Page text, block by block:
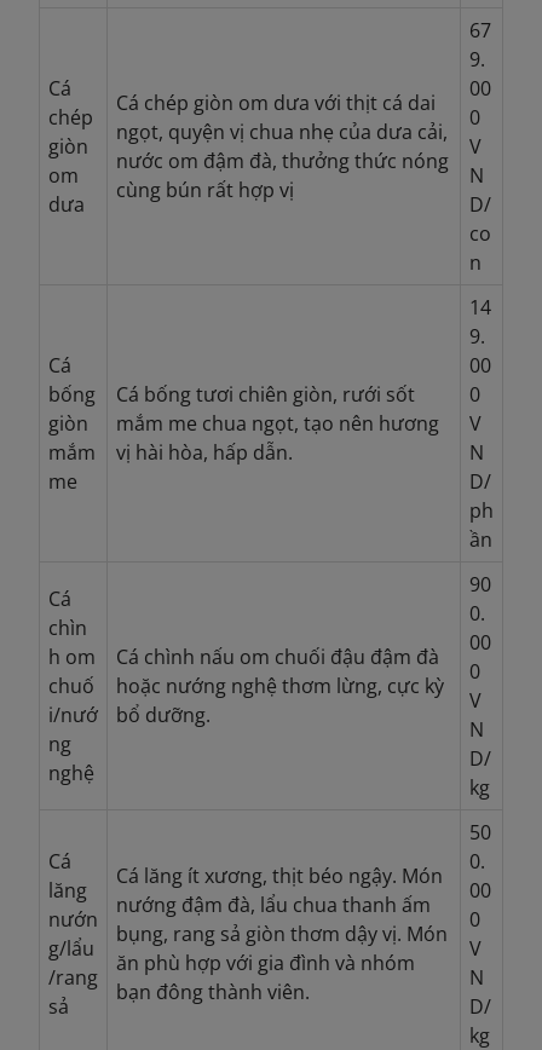
Cá
chép
giòn
om
dưa
Cá chép giòn om dưa với thịt cá dai
ngọt, quyện vị chua nhẹ của dưa cải,
nước om đậm đà, thưởng thức nóng
cùng bún rất hợp vị
67
9.
00
0
V
N
D/
co
n
Cá
bống
giòn
mắm
me
Cá bống tươi chiên giòn, rưới sốt
mắm me chua ngọt, tạo nên hương
vị hài hòa, hấp dẫn.
14
9.
00
0
V
N
D/
ph
ần
Cá
chìn
h om
chuố
i/nướ
ng
nghệ
Cá chình nấu om chuối đậu đậm đà
hoặc nướng nghệ thơm lừng, cực kỳ
bổ dưỡng.
90
0.
00
0
V
N
D/
kg
Cá
lăng
nướn
g/lẩu
/rang
sả
Cá lăng ít xương, thịt béo ngậy. Món
nướng đậm đà, lẩu chua thanh ấm
bụng, rang sả giòn thơm dậy vị. Món
ăn phù hợp với gia đình và nhóm
bạn đông thành viên.
50
0.
00
0
V
N
D/
kg